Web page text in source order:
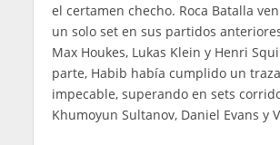
el certamen checho. Roca Batalla
un solo set en sus partidos
Max Houkes, Lukas Klein y Henri
parte, Habib había cumplido un
impecable, superando en sets
Khumoyun Sultanov, Daniel Evans y